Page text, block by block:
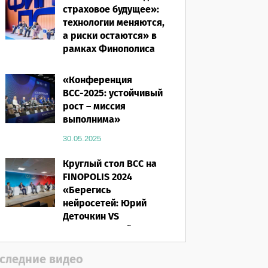
страховое будущее»:
технологии меняются,
а риски остаются» в
рамках Финополиса
16.03.2026
«Конференция
ВСС-2025: устойчивый
рост – миссия
выполнима»
30.05.2025
Круглый стол ВСС на
FINOPOLIS 2024
«Берегись
нейросетей: Юрий
Деточкин VS
искусственный
интеллект»
12.11.2024
видео